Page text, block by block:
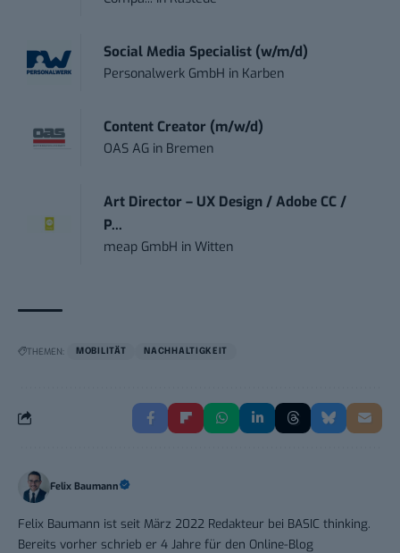
Social Media Specialist (w/m/d)
Personalwerk GmbH in Karben
Content Creator (m/w/d)
OAS AG in Bremen
Art Director – UX Design / Adobe CC /
P...
meap GmbH inWitten
THEMEN: MOBILITÄT NACHHALTIGKEIT
Felix Baumann
Felix Baumann ist seit März 2022 Redakteur bei BASIC thinking.
Bereits vorher schrieb er 4 Jahre für den Online-Blog